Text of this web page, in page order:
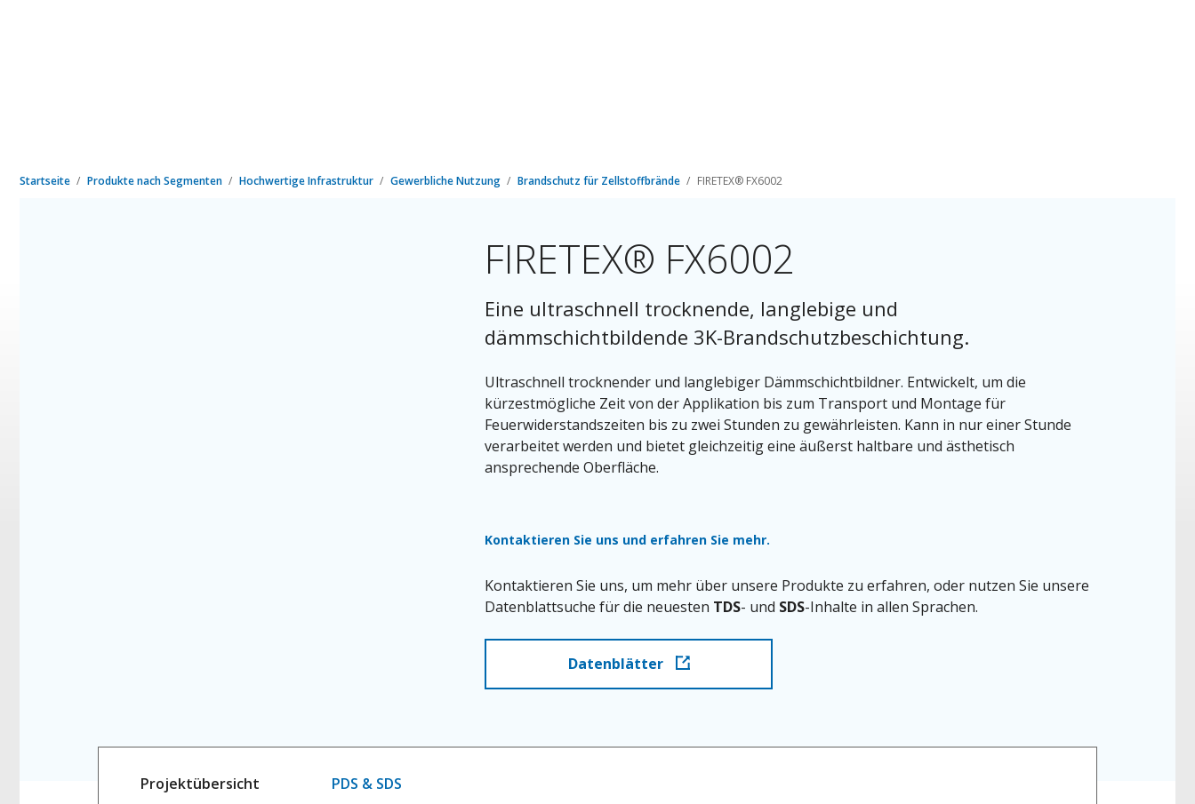
Startseite Produkte nach Segmenten Hochwertige Infrastruktur Gewerbliche Nutzung Brandschutz für Zellstoffbrände FIRETEX® FX6002
FIRETEX® FX6002
Eine ultraschnell trocknende, langlebige und
dämmschichtbildende 3K-Brandschutzbeschichtung.
Ultraschnell trocknender und langlebiger Dämmschichtbildner. Entwickelt, um die
kürzestmögliche Zeit von der Applikation bis zum Transport und Montage für
Feuerwiderstandszeiten bis zu zwei Stunden zu gewährleisten. Kann in nur einer Stunde
verarbeitet werden und bietet gleichzeitig eine äußerst haltbare und ästhetisch
ansprechende Oberfläche.
Kontaktieren Sie uns und erfahren Sie mehr.
Kontaktieren Sie uns, um mehr über unsere Produkte zu erfahren, oder nutzen Sie unsere
Datenblattsuche für die neuesten TDS- und SDS-Inhalte in allen Sprachen.
Datenblätter
Projektübersicht PDS & SDS